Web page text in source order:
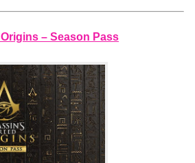
– Season Pass